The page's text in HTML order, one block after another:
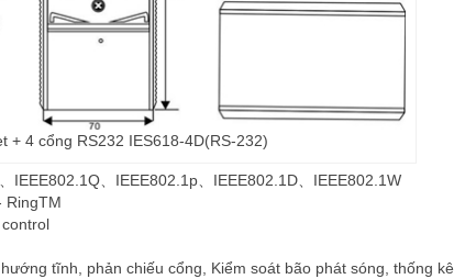
+ 4 cổng RS232 IES618-4D(RS-232)
IEEE802.1Q IEEE802.1p IEEE802.1D
IEEE802.1W
RingTM
tĩnh, phản chiếu cổng, Kiểm soát bão phát sóng, thống kê